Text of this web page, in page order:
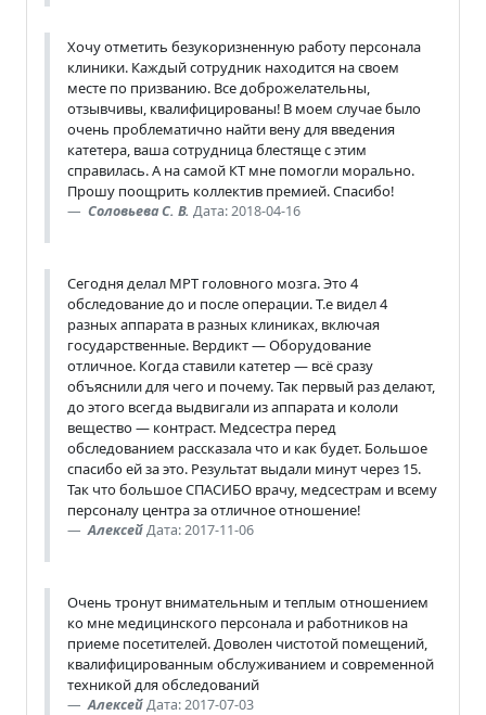
Хочу отметить безукоризненную работу персонала
клиники. Каждый сотрудник находится на своем
месте по призванию. Все доброжелательны,
отзывчивы, квалифицированы! В моем случае было
очень проблематично найти вену для введения
катетера, ваша сотрудница блестяще с этим
справилась. А на самой КТ мне помогли морально.
Прошу поощрить коллектив премией. Спасибо!
Соловьева С. В. Дата: 2018-04-16
Сегодня делал МРТ головного мозга. Это 4
обследование до и после операции. Т.е видел 4
разных аппарата в разных клиниках, включая
государственные. Вердикт — Оборудование
отличное. Когда ставили катетер — всё сразу
объяснили для чего и почему. Так первый раз делают,
до этого всегда выдвигали из аппарата и кололи
вещество — контраст. Медсестра перед
обследованием рассказала что и как будет. Большое
спасибо ей за это. Результат выдали минут через 15.
Так что большое СПАСИБО врачу, медсестрам и всему
персоналу центра за отличное отношение!
АлексейДата: 2017-11-06
Очень тронут внимательным и теплым отношением
ко мне медицинского персонала и работников на
приеме посетителей. Доволен чистотой помещений,
квалифицированным обслуживанием и современной
техникой для обследований
АлексейДата: 2017-07-03